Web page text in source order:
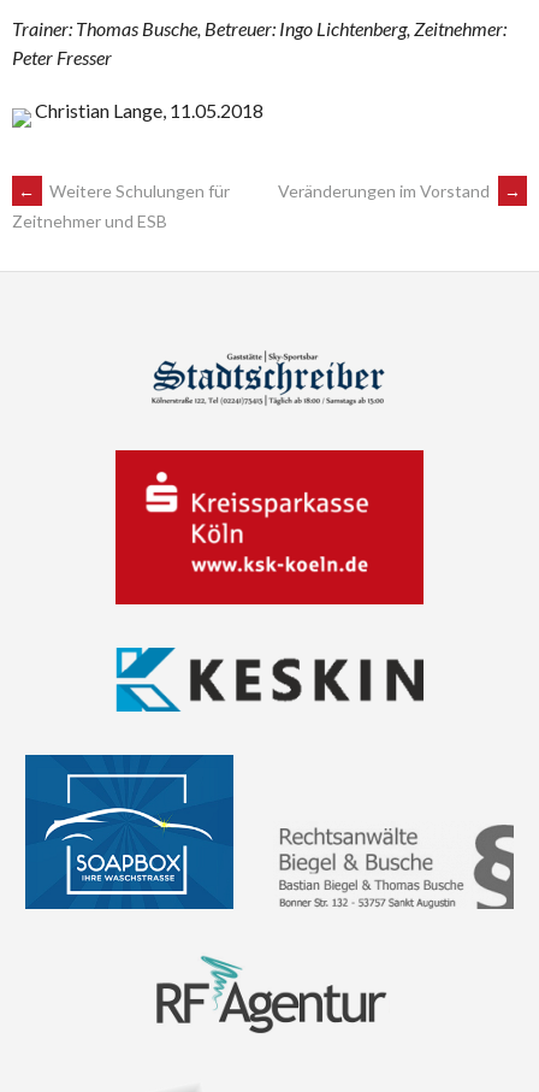
Trainer: Thomas Busche, Betreuer: Ingo Lichtenberg, Zeitnehmer:
Peter Fresser
Christian Lange, 11.05.2018
POST
NAVIGATION
←
Weitere Schulungen für
Zeitnehmer und ESB
Veränderungen im Vorstand →